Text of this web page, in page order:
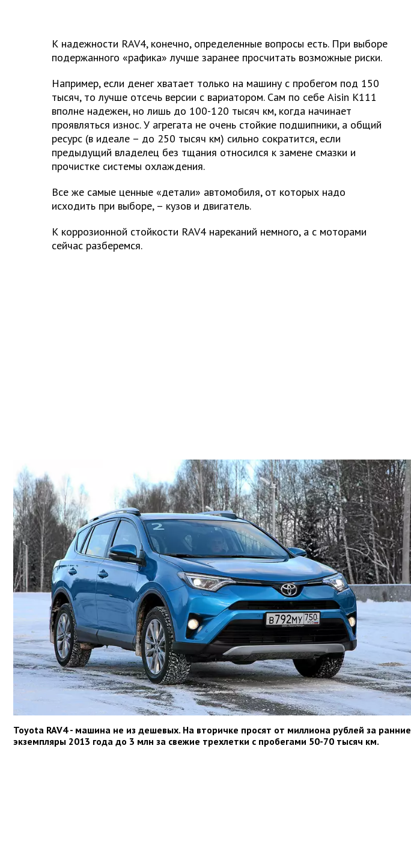
К надежности RAV4, конечно, определенные вопросы есть. При выборе
подержанного «рафика» лучше заранее просчитать возможные риски.
Например, если денег хватает только на машину с пробегом под 150
тысяч, то лучше отсечь версии с вариатором. Сам по себе Aisin K111
вполне надежен, но лишь до 100-120 тысяч км, когда начинает
проявляться износ. У агрегата не очень стойкие подшипники, а общий
ресурс (в идеале – до 250 тысяч км) сильно сократится, если
предыдущий владелец без тщания относился к замене смазки и
прочистке системы охлаждения.
Все же самые ценные «детали» автомобиля, от которых надо
исходить при выборе, – кузов и двигатель.
К коррозионной стойкости RAV4 нареканий немного, а с моторами
сейчас разберемся.
Toyota RAV4 - машина не из дешевых. На вторичке просят от миллиона рублей за ранние
экземпляры 2013 года до 3 млн за свежие трехлетки с пробегами 50-70 тысяч км.